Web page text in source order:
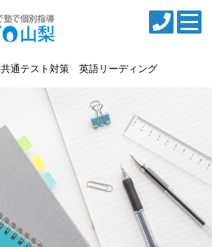
共通テスト対策 英語リーディング